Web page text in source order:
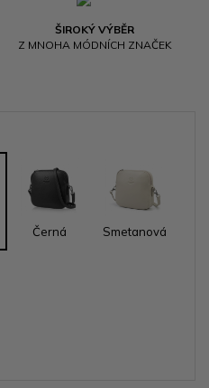
ŠIROKÝ VÝBĚR
Z MNOHA MÓDNÍCH ZNAČEK
Černá Smetanová